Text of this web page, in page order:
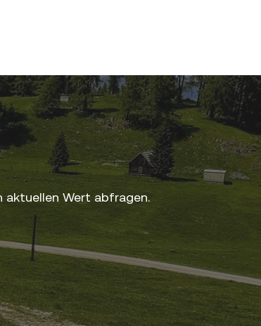
aktuellen Wert abfragen.